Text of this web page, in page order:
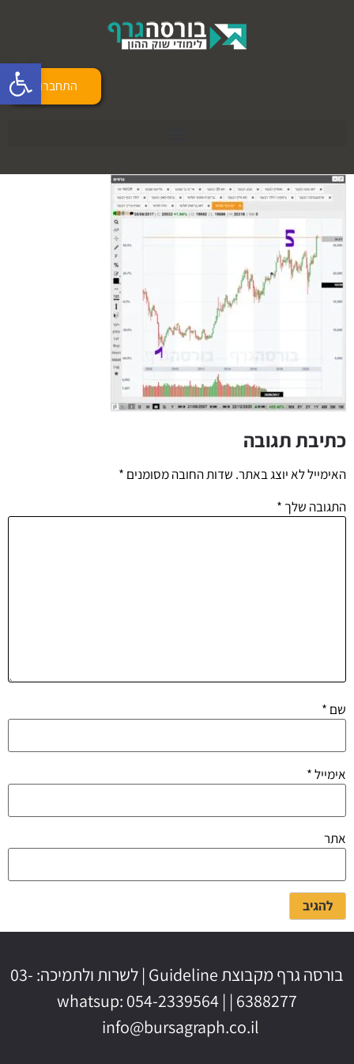
התחברות
כתיבת תגובה
האימייל לא יוצג באתר. שדות החובה מסומנים *
התגובה שלך *
שם *
אימייל*
אתר
בורסה גרף מקבוצת Guideline | לשרות ולתמיכה: 03-
6388277 | whatsup: 054-2339564 |
info@bursagraph.co.il